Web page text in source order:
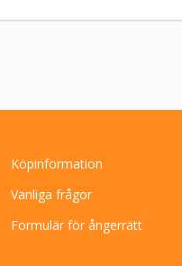
Köpinformation
Vanliga frågor
Formulär för ångerrätt